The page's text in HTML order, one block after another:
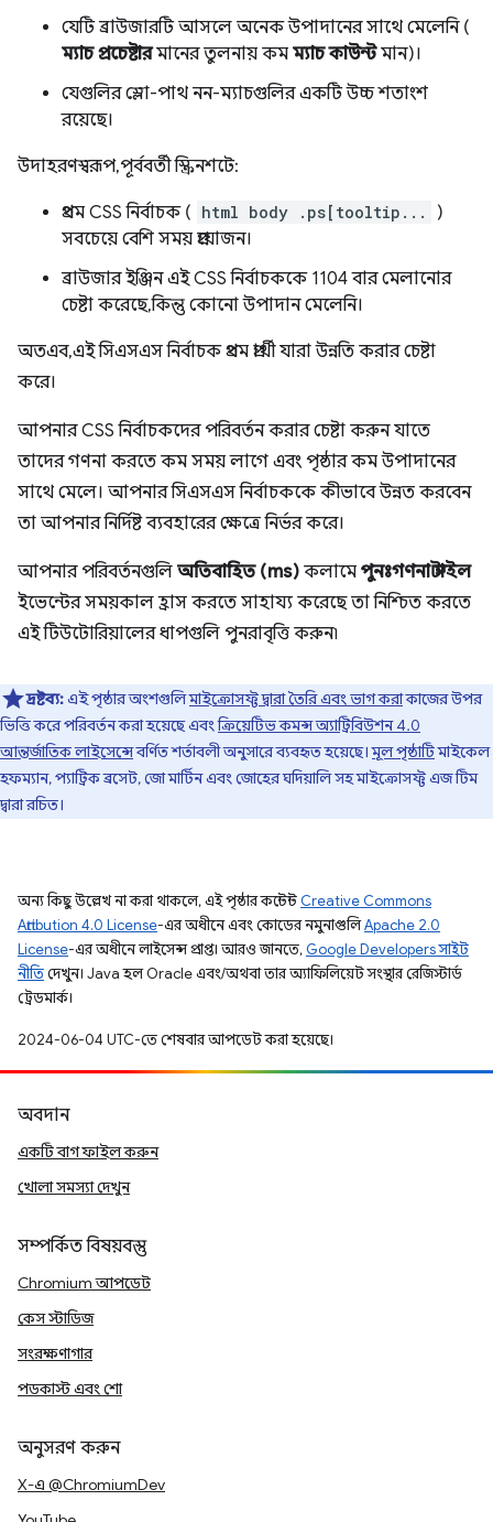
যেটি ব্রাউজারটি আসলে অনেক উপাদানের সাথে মেলেনি (
ম্যাচ প্রচেষ্টারমানের তুলনায় কম ম্যাচ কাউন্টমান)।
যেগুলির স্লো-পাথ নন-ম্যাচগুলির একটি উচ্চ শতাংশ
রয়েছে।
উদাহরণস্বরূপ, পূর্ববর্তী স্ক্রিনশটে:
প্রথম CSS নির্বাচক ( html body .ps[tooltip...
)
সবচেয়ে বেশি সময় প্রয়োজন।
ব্রাউজার ইঞ্জিন এই CSS নির্বাচককে 1104 বার মেলানোর
চেষ্টা করেছে, কিন্তু কোনো উপাদান মেলেনি।
অতএব, এই সিএসএস নির্বাচক প্রথম প্রার্থী যারা উন্নতি করার চেষ্টা
করে।
আপনার CSS নির্বাচকদের পরিবর্তন করার চেষ্টা করুন যাতে
তাদের গণনা করতে কম সময় লাগে এবং পৃষ্ঠার কম উপাদানের
সাথে মেলে। আপনার সিএসএস নির্বাচককে কীভাবে উন্নত করবেন
তা আপনার নির্দিষ্ট ব্যবহারের ক্ষেত্রে নির্ভর করে।
আপনার পরিবর্তনগুলি অতিবাহিত (ms) কলামে পুনঃগণনা স্টাইল
ইভেন্টের সময়কাল হ্রাস করতে সাহায্য করেছে তা নিশ্চিত করতে
এই টিউটোরিয়ালের ধাপগুলি পুনরাবৃত্তি করুন৷
দ্রষ্টব্য:এই পৃষ্ঠার অংশগুলিমাইক্রোসফ্ট দ্বারা তৈরি এবং ভাগ করাকাজের উপর
ভিত্তি করে পরিবর্তন করা হয়েছে এবংক্রিয়েটিভ কমন্স অ্যাট্রিবিউশন 4.0
আন্তর্জাতিক লাইসেন্সেবর্ণিত শর্তাবলী অনুসারে ব্যবহৃত হয়েছে।মূল পৃষ্ঠাটিমাইকেল
হফম্যান, প্যাট্রিক ব্রসেট, জো মার্টিন এবং জোহের ঘদিয়ালি সহ মাইক্রোসফ্ট এজ টিম
দ্বারা রচিত।
অন্য কিছু উল্লেখ না করা থাকলে, এই পৃষ্ঠার কন্টেন্ট Creative Commons
Attribution 4.0 License-এর অধীনে এবং কোডের নমুনাগুলিApache 2.0
License-এর অধীনে লাইসেন্স প্রাপ্ত। আরও জানতে, Google Developers সাইট
নীতিদেখুন। Java হল Oracle এবং/অথবা তার অ্যাফিলিয়েট সংস্থার রেজিস্টার্ড
ট্রেডমার্ক।
2024-06-04 UTC-তে শেষবার আপডেট করা হয়েছে।
অবদান
একটি বাগ ফাইল করুন
খোলা সমস্যা দেখুন
সম্পর্কিত বিষয়বস্তু
Chromium আপডেট
কেস স্টাডিজ
সংরক্ষণাগার
পডকাস্ট এবং শো
অনুসরণ করুন
X-এ @ChromiumDev